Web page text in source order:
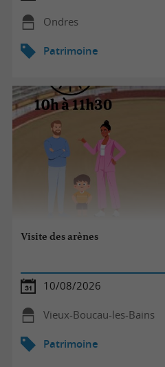
Ondres
Patrimoine
Visite des arènes
10/08/2026
Vieux-Boucau-les-Bains
Patrimoine